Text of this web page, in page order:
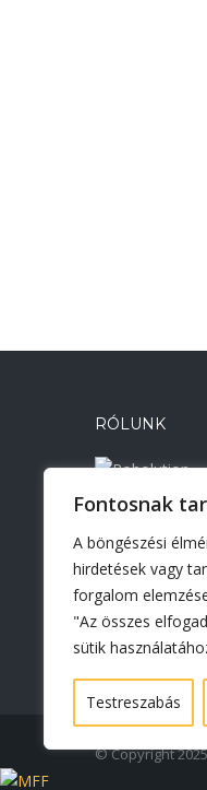
Fontosnak
A böngészési
hirdetések vagy
forgalom
"Az összes
sütik
Testreszabás
RÓLUNK
Cégünk
biztosítsunk, a
magas szintű
biztosítása
© Copyright